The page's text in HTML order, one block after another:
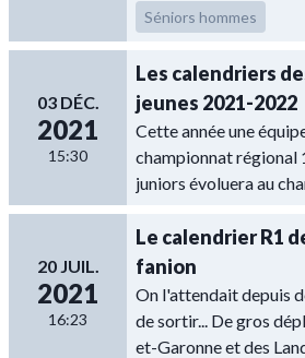
Séniors hommes
03 DÉC.
2021
15:30
Les calendriers
jeunes 2021-2022
Cette année une
championnat régional
juniors évoluera au
20 JUIL.
2021
16:23
Le calendrier R1
fanion
On l'attendait depuis
de sortir... De gros
et-Garonne et des